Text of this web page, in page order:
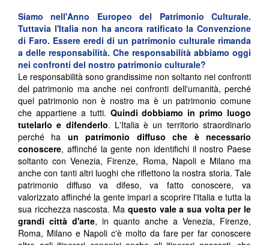
Siamo nell'Anno Europeo del Patrimonio Culturale.
Tuttavia l'Italia non ha ancora ratificato la Convenzione
di Faro. Essere eredi di un patrimonio culturale rimanda
a delle responsabilità. Che responsabilità abbiamo oggi
nei confronti del nostro patrimonio culturale?
Le responsabilità sono grandissime non soltanto nei confronti
del patrimonio ma anche nei confronti dell'umanità, perché
quel patrimonio non è nostro ma è un patrimonio comune
che appartiene a tutti. Quindi dobbiamo in primo luogo
tutelarlo e difenderlo. L'Italia è un territorio straordinario
perché ha un patrimonio diffuso che è necessario
conoscere, affinché la gente non identifichi il nostro Paese
soltanto con Venezia, Firenze, Roma, Napoli e Milano ma
anche con tanti altri luoghi che riflettono la nostra storia. Tale
patrimonio diffuso va difeso, va fatto conoscere, va
valorizzato affinché la gente impari a scoprire l'Italia e tutta la
sua ricchezza nascosta. Ma questo vale a sua volta per le
grandi città d'arte, in quanto anche a Venezia, Firenze,
Roma, Milano e Napoli c'è molto da fare per far conoscere